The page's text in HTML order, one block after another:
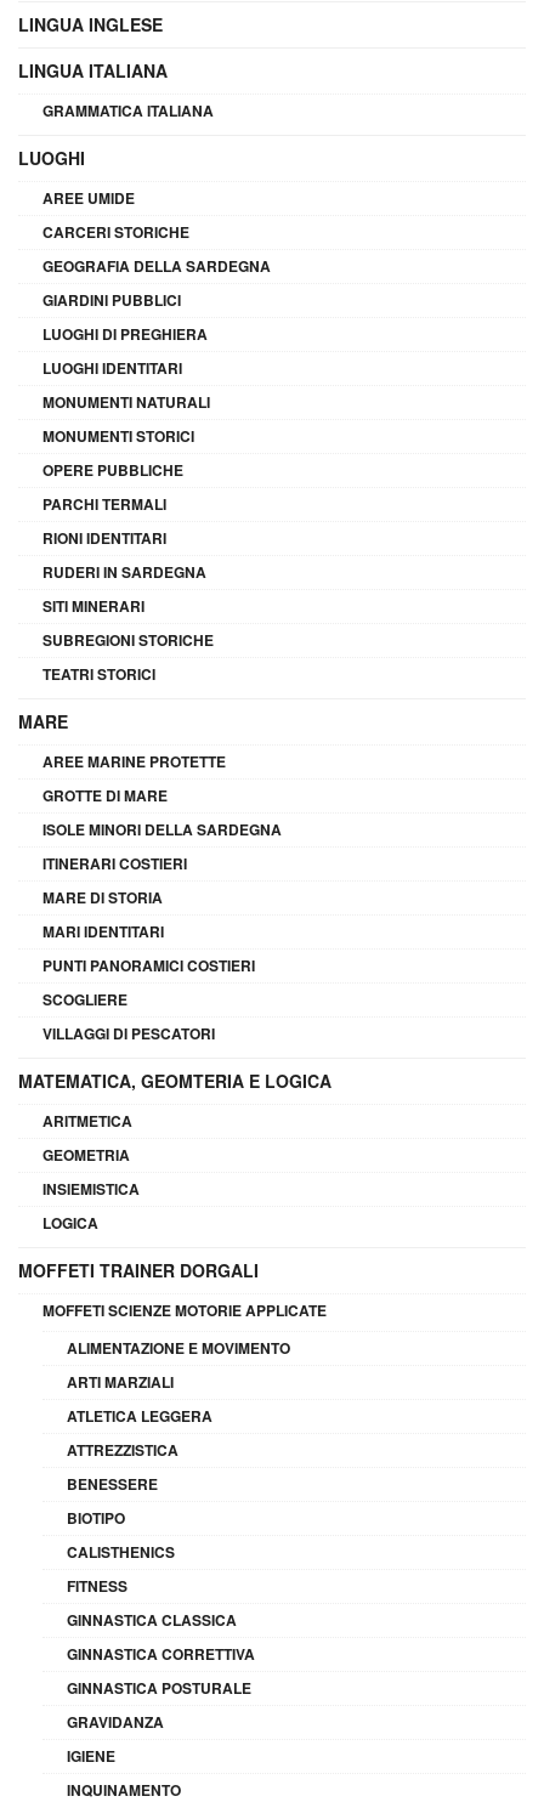
LINGUA INGLESE
LINGUA ITALIANA
GRAMMATICA ITALIANA
LUOGHI
AREE UMIDE
CARCERI STORICHE
GEOGRAFIA DELLA SARDEGNA
GIARDINI PUBBLICI
LUOGHI DI PREGHIERA
LUOGHI IDENTITARI
MONUMENTI NATURALI
MONUMENTI STORICI
OPERE PUBBLICHE
PARCHI TERMALI
RIONI IDENTITARI
RUDERI IN SARDEGNA
SITI MINERARI
SUBREGIONI STORICHE
TEATRI STORICI
MARE
AREE MARINE PROTETTE
GROTTE DI MARE
ISOLE MINORI DELLA SARDEGNA
ITINERARI COSTIERI
MARE DI STORIA
MARI IDENTITARI
PUNTI PANORAMICI COSTIERI
SCOGLIERE
VILLAGGI DI PESCATORI
MATEMATICA, GEOMTERIA E LOGICA
ARITMETICA
GEOMETRIA
INSIEMISTICA
LOGICA
MOFFETI TRAINER DORGALI
MOFFETI SCIENZE MOTORIE APPLICATE
ALIMENTAZIONE E MOVIMENTO
ARTI MARZIALI
ATLETICA LEGGERA
ATTREZZISTICA
BENESSERE
BIOTIPO
CALISTHENICS
FITNESS
GINNASTICA CLASSICA
GINNASTICA CORRETTIVA
GINNASTICA POSTURALE
GRAVIDANZA
IGIENE
INQUINAMENTO